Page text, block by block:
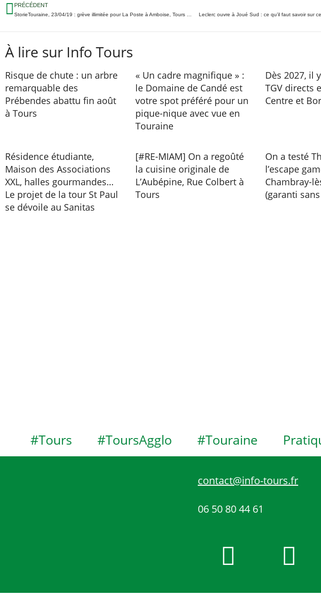
PRÉCÉDENT
Leclerc ouvre à Joué Sud : ce qu’il faut savoir sur
À lire sur Info Tours
Risque de chute : un arbre
remarquable des
Prébendes abattu fin août
à Tours
« Un cadre magnifique » :
le Domaine de Candé est
votre spot préféré pour un
pique-nique avec vue en
Touraine
Dès 2027, il
TGV directs
Centre et
Résidence étudiante,
Maison des Associations
XXL, halles gourmandes…
Le projet de la tour St Paul
se dévoile au Sanitas
[#RE-MIAM] On a regoûté
la cuisine originale de
L’Aubépine, Rue Colbert à
Tours
On a testé
l’escape
Chambray-
(garanti
#Tours #ToursAgglo #Touraine
contact@info-tours.fr
06 50 80 44 61